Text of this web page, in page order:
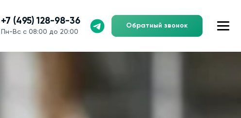
+7 (495) 128-98-36
Пн-Вс с 08:00 до 20:00
Обратный звонок